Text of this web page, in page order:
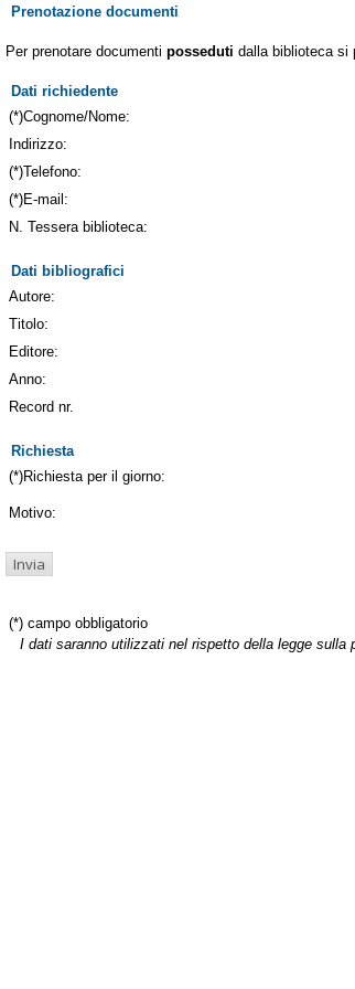
Prenotazione documenti
Per prenotare documenti posseduti dalla biblioteca si
Dati richiedente
(*)Cognome/Nome:
Indirizzo:
(*)Telefono:
(*)E-mail:
N. Tessera biblioteca:
Dati bibliografici
Autore:
Titolo:
Editore:
Anno:
Record nr.
Richiesta
(*)Richiesta per il giorno:
Motivo:
(*) campo obbligatorio
I dati saranno utilizzati nel rispetto della legge sulla